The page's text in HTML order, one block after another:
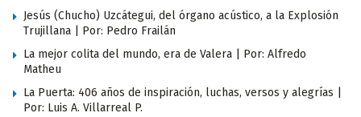
Jesús (Chucho) Uzcátegui, del órgano acústico, a la Explosión
Trujillana | Por: Pedro Frailán
La mejor colita del mundo, era de Valera | Por: Alfredo
Matheu
La Puerta: 406 años de inspiración, luchas, versos y alegrías |
Por: Luis A. Villarreal P.